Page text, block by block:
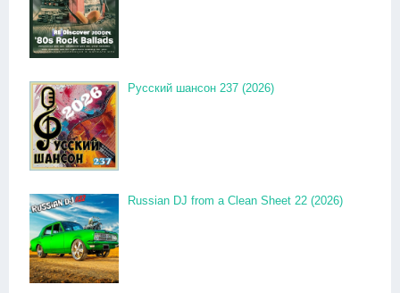
Русский шансон 237 (2026)
Russian DJ from a Clean Sheet 22 (2026)